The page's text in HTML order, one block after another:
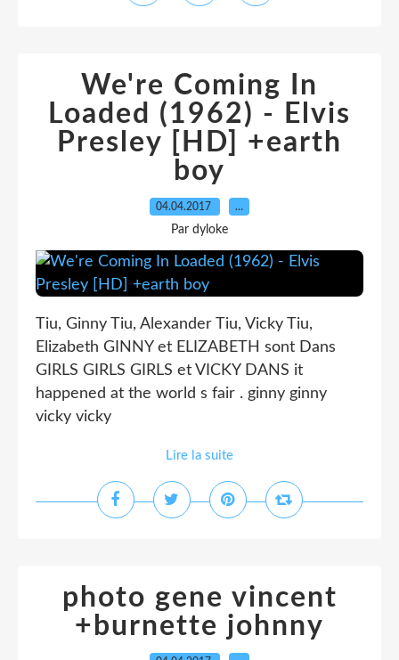
We're Coming In
Loaded (1962) - Elvis
Presley [HD] +earth
boy
04.04.2017 …
Par dyloke
Tiu, Ginny Tiu, Alexander Tiu, Vicky Tiu,
Elizabeth GINNY et ELIZABETH sont Dans
GIRLS GIRLS GIRLS et VICKY DANS it
happened at the world s fair . ginny ginny
vicky vicky
Lire la suite
photo gene vincent
+burnette johnny